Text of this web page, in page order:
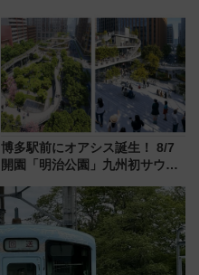
今年も発売 秋・早春に千葉県を
巡るなら使い勝手・コスパ抜群
博多駅前にオアシス誕生！ 8/7
開園「明治公園」九州初サウナ
品グルメ登場で駅前の過ごし方
はどう変わる？